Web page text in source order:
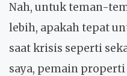
Nah, untuk teman-
lebih, apakah tepat
saat krisis seperti
saya, pemain properti